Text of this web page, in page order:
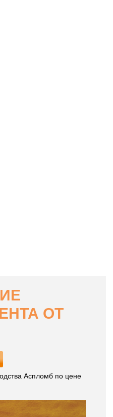
ОТ
Аспломб по цене